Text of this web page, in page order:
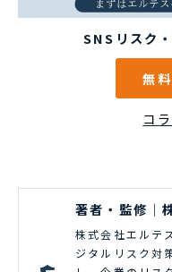
SNSリスク
無
コ
著者・監修｜
株式会社エルテ
ジタルリスク対